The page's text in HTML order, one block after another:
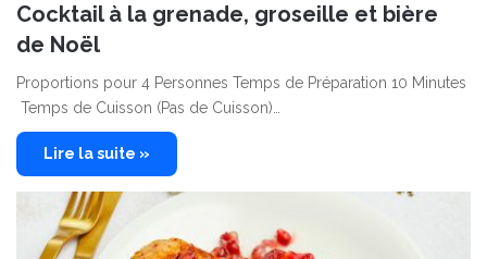
Cocktail à la grenade, groseille et bière
de Noël
Proportions pour 4 Personnes Temps de Préparation 10 Minutes
Temps de Cuisson (Pas de Cuisson)…
Lire la suite »